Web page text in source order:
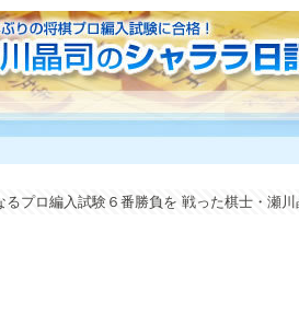
るプロ編入試験６番勝負を 戦った棋士・瀬